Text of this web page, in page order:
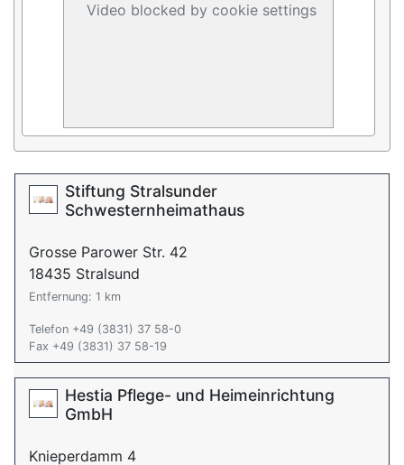
Video blocked by cookie settings
Stiftung Stralsunder
Schwesternheimathaus
Grosse Parower Str. 42
18435 Stralsund
Entfernung: 1 km
Telefon +49 (3831) 37 58-0
Fax +49 (3831) 37 58-19
Hestia Pflege- und Heimeinrichtung
GmbH
Knieperdamm 4